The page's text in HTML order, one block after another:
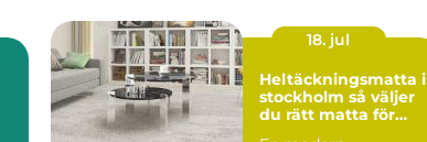
18. jul
Heltäckningsmatta i
stockholm så väljer
du rätt matta för